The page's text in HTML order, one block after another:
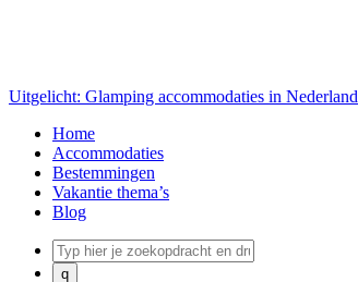
Uitgelicht: Glamping accommodaties in Nederland
Home
Accommodaties
Bestemmingen
Vakantie thema’s
Blog